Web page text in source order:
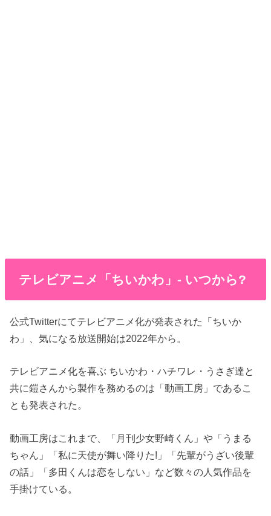
テレビアニメ「ちいかわ」- いつから?
公式Twitterにてテレビアニメ化が発表された「ちいか
わ」、気になる放送開始は2022年から。
テレビアニメ化を喜ぶ ちいかわ・ハチワレ・うさぎ達と
共に鎧さんから製作を務めるのは「動画工房」であるこ
とも発表された。
動画工房はこれまで、「月刊少女野崎くん」や「うまる
ちゃん」「私に天使が舞い降りた!」「先輩がうざい後輩
の話」「多田くんは恋をしない」など数々の人気作品を
手掛けている。